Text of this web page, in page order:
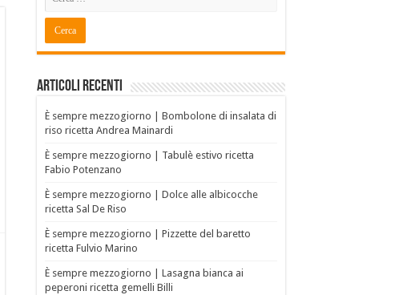
Articoli recenti
È sempre mezzogiorno | Bombolone di insalata di
riso ricetta Andrea Mainardi
È sempre mezzogiorno | Tabulè estivo ricetta
Fabio Potenzano
È sempre mezzogiorno | Dolce alle albicocche
ricetta Sal De Riso
È sempre mezzogiorno | Pizzette del baretto
ricetta Fulvio Marino
È sempre mezzogiorno | Lasagna bianca ai
peperoni ricetta gemelli Billi